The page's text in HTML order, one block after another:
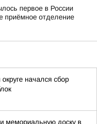
первое в России
приёмное отделение
начался сбор
мемориальную доску в